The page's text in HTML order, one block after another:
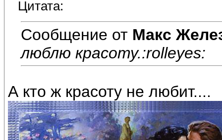
Цитата:
Сообщение от Макс
люблю красоту.:rolleyes:
А кто ж красоту не любит....